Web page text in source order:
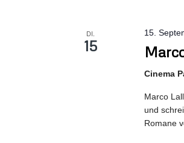
DI.
15
15.
Cinema
Marco
und
Romane